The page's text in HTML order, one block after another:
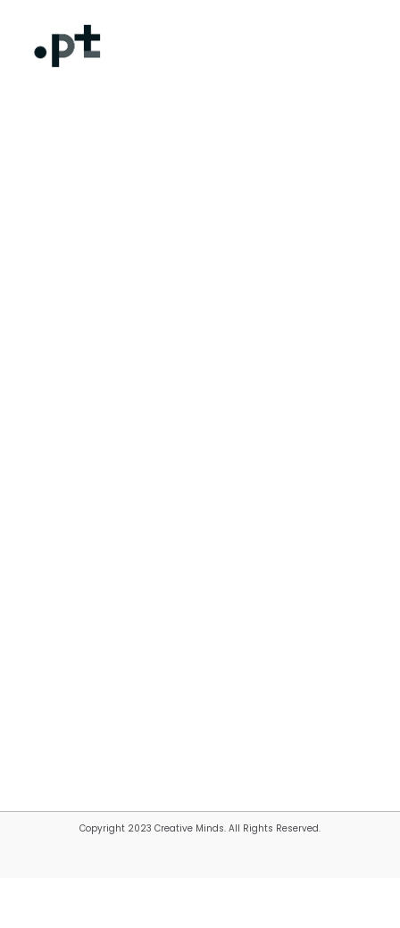
Copyright 2023 Creative Minds. All Rights Reserved.